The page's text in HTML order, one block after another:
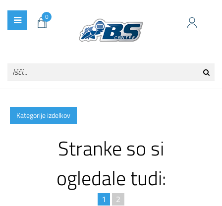
0
Kategorije izdelkov
Stranke so si
ogledale tudi:
1 2